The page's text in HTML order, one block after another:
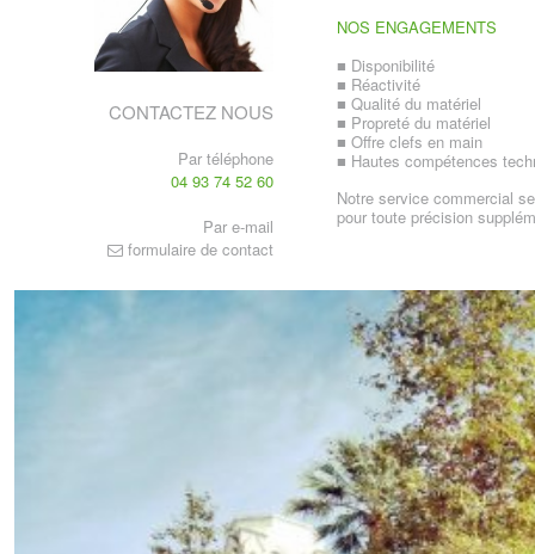
CONTACTEZ NOUS
Par téléphone
04 93 74 52 60
Par e-mail
formulaire de contact
NOS ENGAGEMENTS
■ Disponibilité
■ Réactivité
■ Qualité du matériel
■ Propreté du matériel
■ Offre clefs en main
■ Hautes compétences
Notre service commercial
pour toute précision